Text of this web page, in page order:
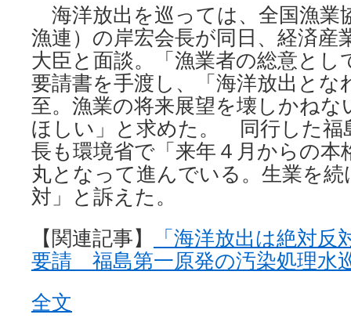
海洋放出を巡っては、全国漁業
漁連）の岸宏会長が同日、経済産
大臣と面談。「漁業者の総意とし
要請書を手渡し、「海洋放出とな
至。漁業の将来展望を壊しかね
ほしい」と求めた。 同行した福
長も環境省で「来年４月からの本
丸となって進んでいる。生業を
対」と訴えた。
【関連記事】
「海洋放出は絶対
要請 福島第一原発の汚染処理水
全文